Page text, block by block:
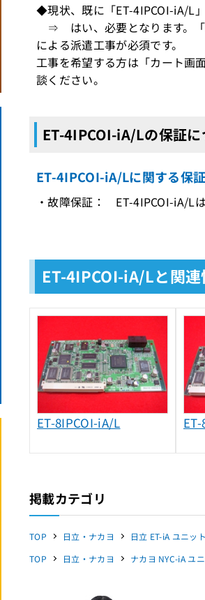
◆現状、既に「ET-4IPCOI-iA/L
⇒ はい、必要となります。「
による派遣工事が必須です。
工事を希望する方は「カート画
談ください。
ET-4IPCOI-iA/Lの保証に
ET-4IPCOI-iA/Lに関する保
・故障保証： ET-4IPCOI-iA/L
ET-4IPCOI-iA/Lと関
ET-8IPCOI-iA/L
掲載カテゴリ
TOP 日立・ナカヨ
日立 ET-iA ユニッ
TOP
日立・ナカヨ ナカヨ NYC-iA ユ